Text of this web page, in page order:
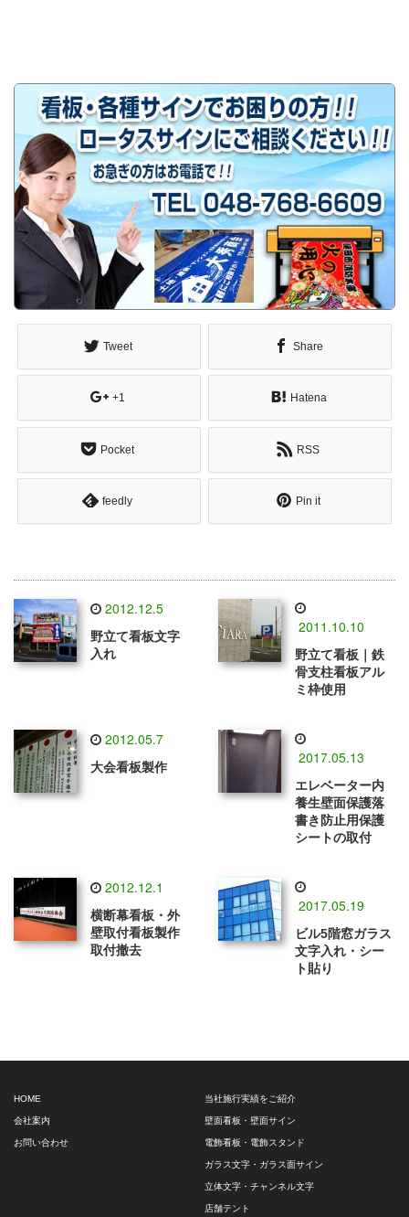
Tweet Share
+1 Hatena
Pocket RSS
feedly Pin it
2012.12.5
野立て看板文字
入れ
2011.10.10
野立て看板｜鉄
骨支柱看板アル
ミ枠使用
2012.05.7
大会看板製作
2017.05.13
エレベーター内
養生壁面保護落
書き防止用保護
シートの取付
2012.12.1
横断幕看板・外
壁取付看板製作
取付撤去
2017.05.19
ビル5階窓ガラス
文字入れ・シー
ト貼り
HOME
会社案内
お問い合わせ
当社施行実績をご紹介
壁面看板・壁面サイン
電飾看板・電飾スタンド
ガラス文字・ガラス面サイン
立体文字・チャンネル文字
店舗テント